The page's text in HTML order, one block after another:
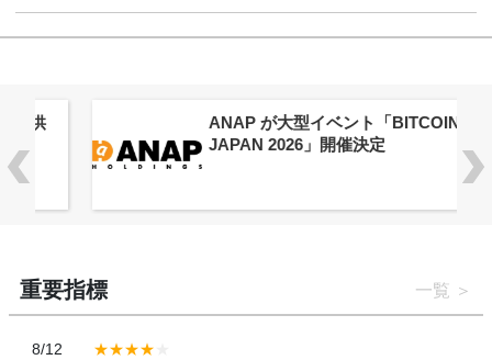
ANAP が大型イベント「BITCOIN
JAPAN 2026」開催決定
重要指標 一覧
8/12